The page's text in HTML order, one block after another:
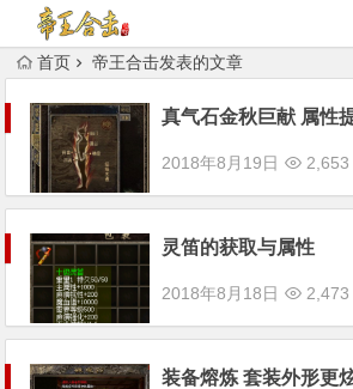
首页 帝王合击发表的文章
真气石金秋巨献 属性
2018年8月19日
灵笛的获取与属性
2018年8月18日
装备熔炼 套装外形更